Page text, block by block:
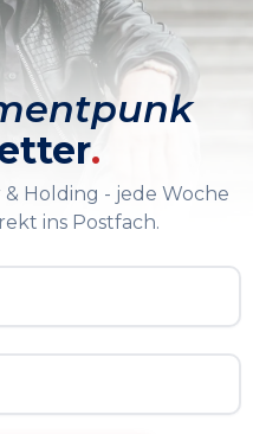
.
Holding - jede Woche
ins Postfach.